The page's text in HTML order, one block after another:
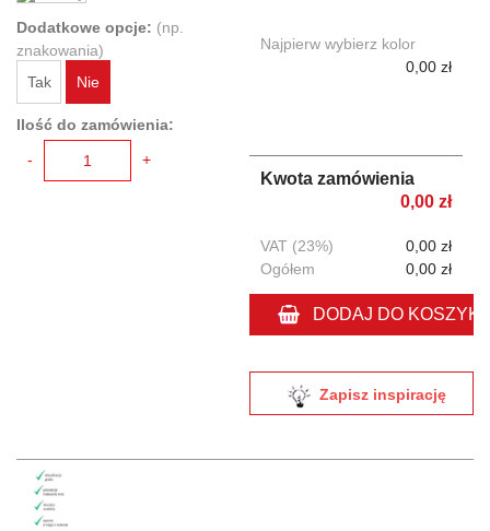
Dodatkowe opcje: (np.
znakowania)
Tak
Nie
Ilość do zamówienia:
-
+
Najpierw wybierz kolor
0,00 zł
Kwota zamówienia
0,00 zł
VAT (23%)
0,00 zł
Ogółem
0,00 zł
DODAJ DO
Zapisz inspirację